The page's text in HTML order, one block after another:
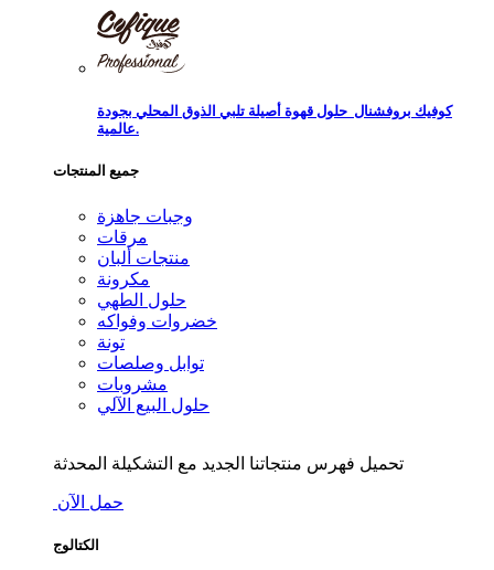
كوفيك بروفشنال حلول قهوة أصيلة تلبي الذوق المحلي بجودة
عالمية.
جميع المنتجات
وجبات جاهزة
مرقات
منتجات ألبان
مكرونة
حلول الطهي
خضروات وفواكه
تونة
توابل وصلصات
مشروبات
حلول البيع الآلي
تحميل فهرس منتجاتنا الجديد مع التشكيلة المحدثة
حمل الآن
الكتالوج